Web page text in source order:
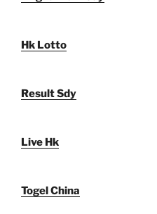
Hk Lotto
Result Sdy
Live Hk
Togel China